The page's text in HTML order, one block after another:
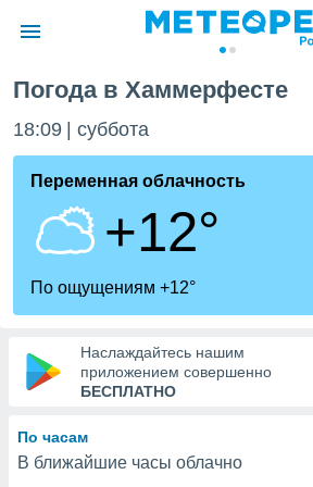
о
Вы можете
к этому
доступ
Погода в Хаммерфесте
18:09 суббота
Переменная облачность
+12°
По ощущениям +12°
Наслаждайтесь нашим
приложением совершенно
БЕСПЛАТНО
По часам
В ближайшие часы облачно